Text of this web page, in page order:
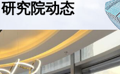
研究院动态